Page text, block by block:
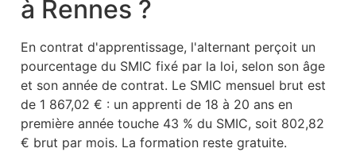
à Rennes ?
En contrat d'apprentissage, l'alternant perçoit un
pourcentage du SMIC fixé par la loi, selon son âge
et son année de contrat. Le SMIC mensuel brut est
de 1 867,02 € : un apprenti de 18 à 20 ans en
première année touche 43 % du SMIC, soit 802,82
€ brut par mois. La formation reste gratuite.